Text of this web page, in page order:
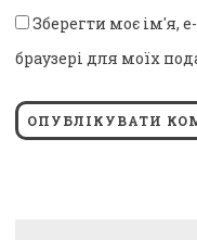
Зберегти моє ім'я,
браузері для моїх